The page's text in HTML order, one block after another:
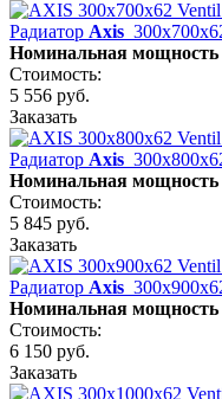
Радиатор Axis
Номинальная мощность
Стоимость:
5 556 руб.
Заказать
Радиатор Axis
Номинальная мощность
Стоимость:
5 845 руб.
Заказать
Радиатор Axis
Номинальная мощность
Стоимость:
6 150 руб.
Заказать